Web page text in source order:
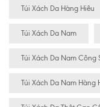
Túi Xách Da Hàng Hiêu
Túi Xách Da Nam
Túi Xách Da Nam Công
Túi Xách Da Nam Hàng